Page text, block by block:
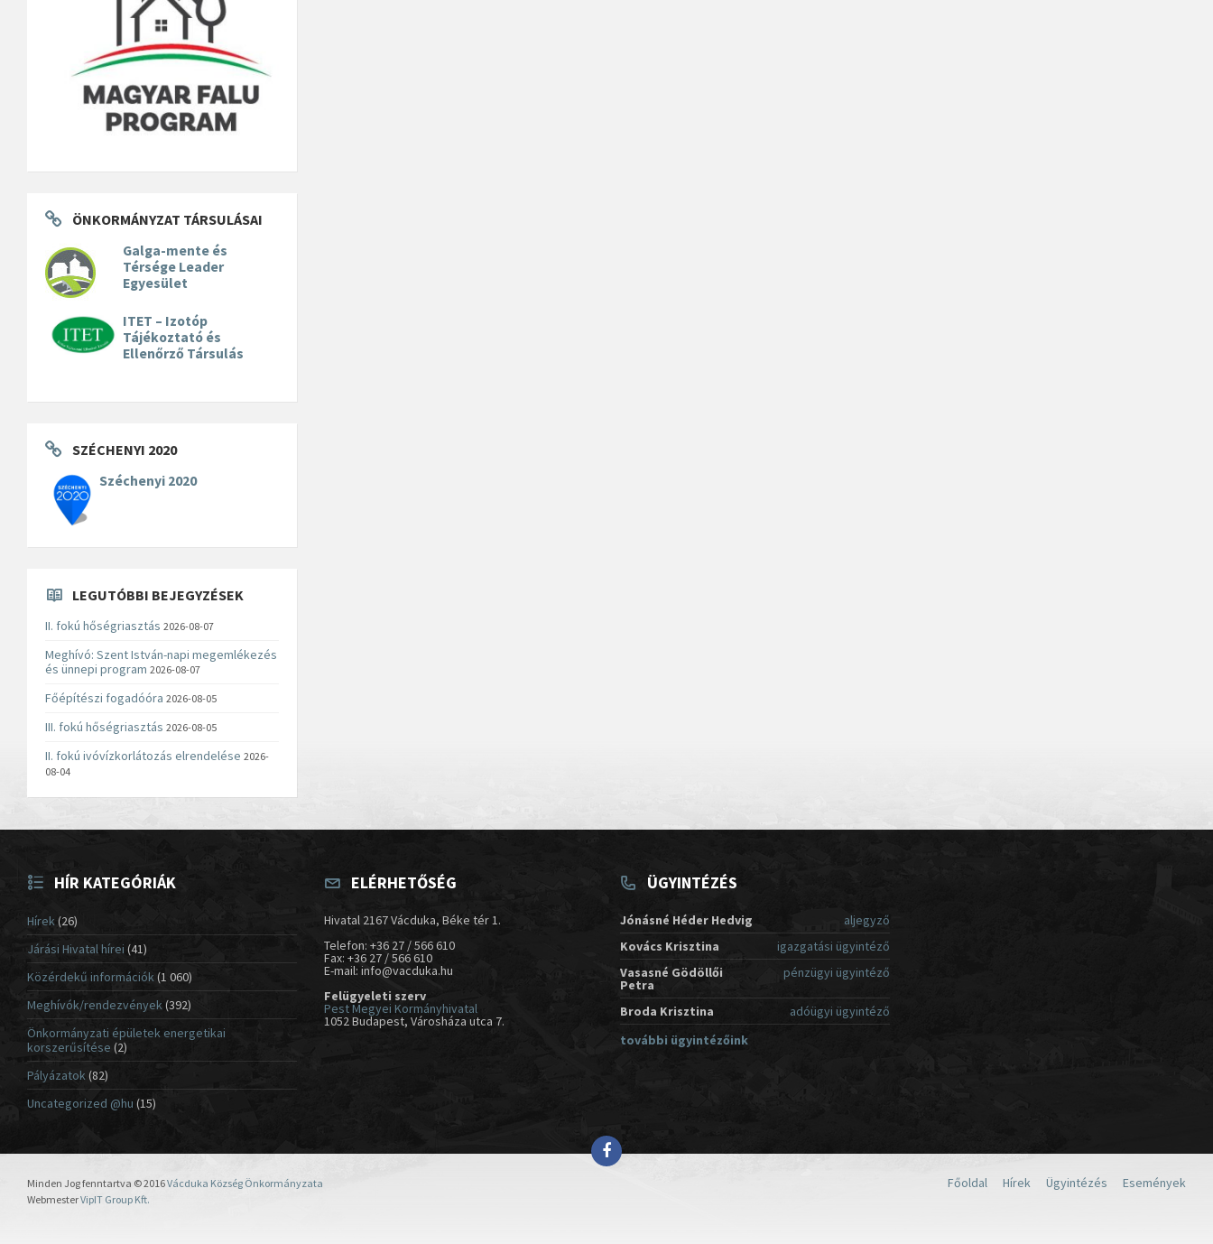
ÖNKORMÁNYZAT TÁRSULÁSAI
Galga-mente és
Térsége Leader
Egyesület
ITET – Izotóp
Tájékoztató és
Ellenőrző Társulás
SZÉCHENYI 2020
Széchenyi 2020
LEGUTÓBBI BEJEGYZÉSEK
II. fokú hőségriasztás 2026-08-07
Meghívó: Szent István-napi megemlékezés
és ünnepi program 2026-08-07
Főépítészi fogadóóra 2026-08-05
III. fokú hőségriasztás 2026-08-05
II. fokú ivóvízkorlátozás elrendelése 2026-
08-04
HÍR KATEGÓRIÁK
Hírek (26)
Járási Hivatal hírei (41)
Közérdekű információk(1 060)
Meghívók/rendezvények(392)
Önkormányzati épületek energetikai
korszerűsítése (2)
Pályázatok(82)
Uncategorized @hu (15)
ELÉRHETŐSÉG
Hivatal 2167 Vácduka, Béke tér 1.
Telefon: +36 27 / 566 610
Fax: +36 27 / 566 610
E-mail: info@vacduka.hu
Felügyeleti szerv
Pest Megyei Kormányhivatal
1052 Budapest, Városháza utca 7.
ÜGYINTÉZÉS
Jónásné Héder Hedvig
aljegyző
Kovács Krisztina
igazgatási ügyintéző
Vasasné Gödöllői
Petra
pénzügyi ügyintéző
Broda Krisztina
adóügyi ügyintéző
további ügyintézőink
Főoldal Hírek Ügyintézés Események
Minden Jog fenntartva © 2016Vácduka Község Önkormányzata
WebmesterVipIT Group Kft.